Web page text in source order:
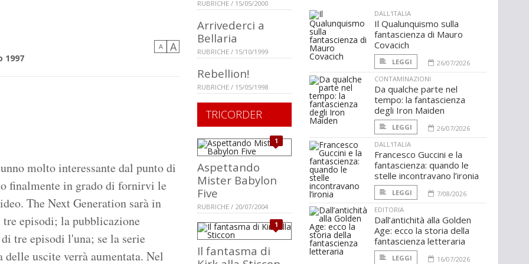
1997
A A
molto interessante dal punto di
finalmente in grado di fornirvi le
The Next Generation sarà in
tre episodi; la pubblicazione
tre episodi l'una; se la serie
uscite verrà aumentata. Nel
RUBRICHE / 15/05/2000
Arrivederci a
Bellaria
RUBRICHE / 15/10/1999
Rebellion!
RUBRICHE / 15/05/1998
TRICORDER
1
Aspettando
Mister Babylon
Five
RUBRICHE / 20/07/2004
1
Il fantasma di
DALL'ITALIA
Il Qualunquismo sulla
fantascienza di Mauro
Covacich
LEGGI
26/07/2026
CONTAMINAZIONI
Da qualche parte nel
tempo: la fantascienza
degli Iron Maiden
LEGGI
26/07/2026
DALL'ITALIA
Francesco Guccini e la
fantascienza: quando le
stelle incontravano l’ironia
LEGGI
7/08/2026
EDITORIA
Dall’antichità alla Golden
Age: ecco la storia della
fantascienza letteraria
LEGGI 16/07/2026